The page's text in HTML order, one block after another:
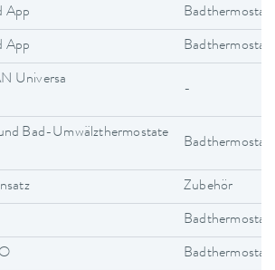
App
App
Universa
-
Bad-Umwälzthermostate
Zubehör